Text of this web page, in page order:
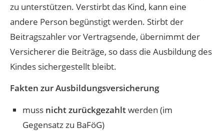
zu unterstützen. Verstirbt das Kind, kann eine
andere Person begünstigt werden. Stirbt der
Beitragszahler vor Vertragsende, übernimmt der
Versicherer die Beiträge, so dass die Ausbildung des
Kindes sichergestellt bleibt.
Fakten zur Ausbildungsversicherung
muss nicht zurückgezahltwerden (im
Gegensatz zu BaFöG)